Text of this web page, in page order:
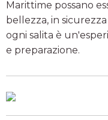
Marittime possano
bellezza, in
ogni salita è
e preparazione.